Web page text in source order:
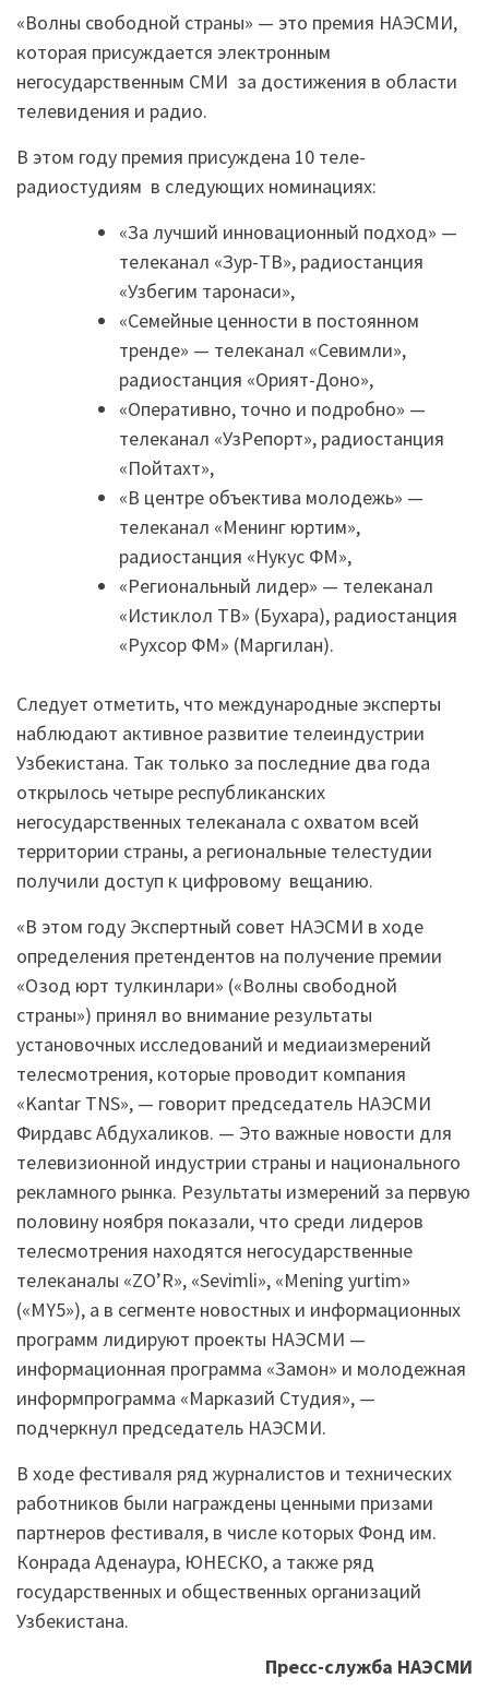
«Волны свободной страны» — это премия НАЭСМИ,
которая присуждается электронным
негосударственным СМИ за достижения в области
телевидения и радио.
В этом году премия присуждена 10 теле-
радиостудиям в следующих номинациях:
«За лучший инновационный подход» —
телеканал «Зур-ТВ», радиостанция
«Узбегим таронаси»,
«Семейные ценности в постоянном
тренде» — телеканал «Севимли»,
радиостанция «Орият-Доно»,
«Оперативно, точно и подробно» —
телеканал «УзРепорт», радиостанция
«Пойтахт»,
«В центре объектива молодежь» —
телеканал «Менинг юртим»,
радиостанция «Нукус ФМ»,
«Региональный лидер» — телеканал
«Истиклол ТВ» (Бухара), радиостанция
«Рухсор ФМ» (Маргилан).
Следует отметить, что международные эксперты
наблюдают активное развитие телеиндустрии
Узбекистана. Так только за последние два года
открылось четыре республиканских
негосударственных телеканала с охватом всей
территории страны, а региональные телестудии
получили доступ к цифровому вещанию.
«В этом году Экспертный совет НАЭСМИ в ходе
определения претендентов на получение премии
«Озод юрт тулкинлари» («Волны свободной
страны») принял во внимание результаты
установочных исследований и медиаизмерений
телесмотрения, которые проводит компания
«Kantar TNS», — говорит председатель НАЭСМИ
Фирдавс Абдухаликов. — Это важные новости для
телевизионной индустрии страны и национального
рекламного рынка. Результаты измерений за первую
половину ноября показали, что среди лидеров
телесмотрения находятся негосударственные
телеканалы «ZO’R», «Sevimli», «Mening yurtim»
(«MY5»), а в сегменте новостных и информационных
программ лидируют проекты НАЭСМИ —
информационная программа «Замон» и молодежная
информпрограмма «Марказий Студия», —
подчеркнул председатель НАЭСМИ.
В ходе фестиваля ряд журналистов и технических
работников были награждены ценными призами
партнеров фестиваля, в числе которых Фонд им.
Конрада Аденаура, ЮНЕСКО, а также ряд
государственных и общественных организаций
Узбекистана.
Пресс-служба НАЭСМИ